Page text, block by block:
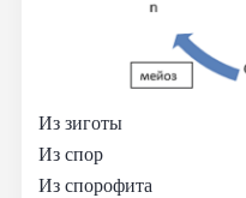
Из зиготы
Из спор
Из спорофита